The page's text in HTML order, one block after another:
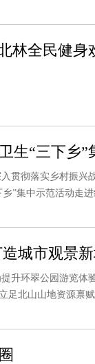
林全民健
生“三下乡
彻落实乡村振兴
”集中示范活动走
城市观景
环翠公园游览体
足北山山地资源禀